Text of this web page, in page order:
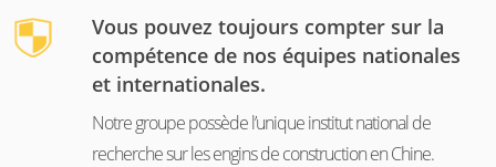
Vous pouvez toujours compter sur la
compétence de nos équipes nationales
et internationales.
Notre groupe possède l’unique institut national de
recherche sur les engins de construction en Chine.